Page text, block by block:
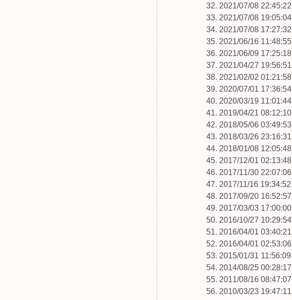
2021/07/08 22:45:22
2021/07/08 19:05:04
2021/07/08 17:27:32
2021/06/16 11:48:55
2021/06/09 17:25:18
2021/04/27 19:56:51
2021/02/02 01:21:58
2020/07/01 17:36:54
2020/03/19 11:01:44
2019/04/21 08:12:10
2018/05/06 03:49:53
2018/03/26 23:16:31
2018/01/08 12:05:48
2017/12/01 02:13:48
2017/11/30 22:07:06
2017/11/16 19:34:52
2017/09/20 16:52:57
2017/03/03 17:00:00
2016/10/27 10:29:54
2016/04/01 03:40:21
2016/04/01 02:53:06
2015/01/31 11:56:09
2014/08/25 00:28:17
2011/08/16 08:47:07
2010/03/23 19:47:11